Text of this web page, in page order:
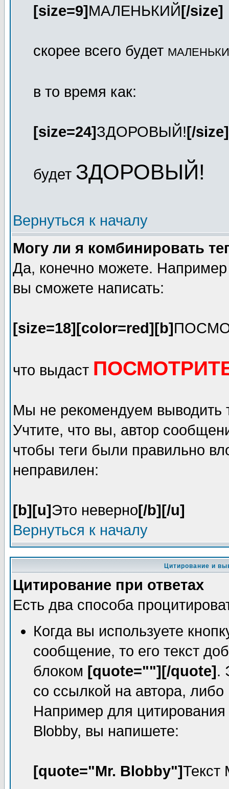
[size=9]МАЛЕНЬКИЙ[/size]
скорее всего будет
в то время как:
[size=24]ЗДОРОВЫЙ![/size]
будет ЗДОРОВЫЙ!
Вернуться к началу
Могу ли я комбинировать
Да, конечно можете.
вы сможете написать:
[size=18][color=red][b]
что выдаст
Мы не рекомендуем выводить
Учтите, что вы, автор
чтобы теги были правильно
неправилен:
[b][u]Это неверно[/b][/u]
Вернуться к началу
Цитирование и
Цитирование при ответах
Есть два способа
Когда вы используете
сообщение, то его текст
блоком [quote=""][/quote].
со ссылкой на автора,
Например для цитирования
Blobby, вы напишете:
[quote="Mr. Blobby"]Текст